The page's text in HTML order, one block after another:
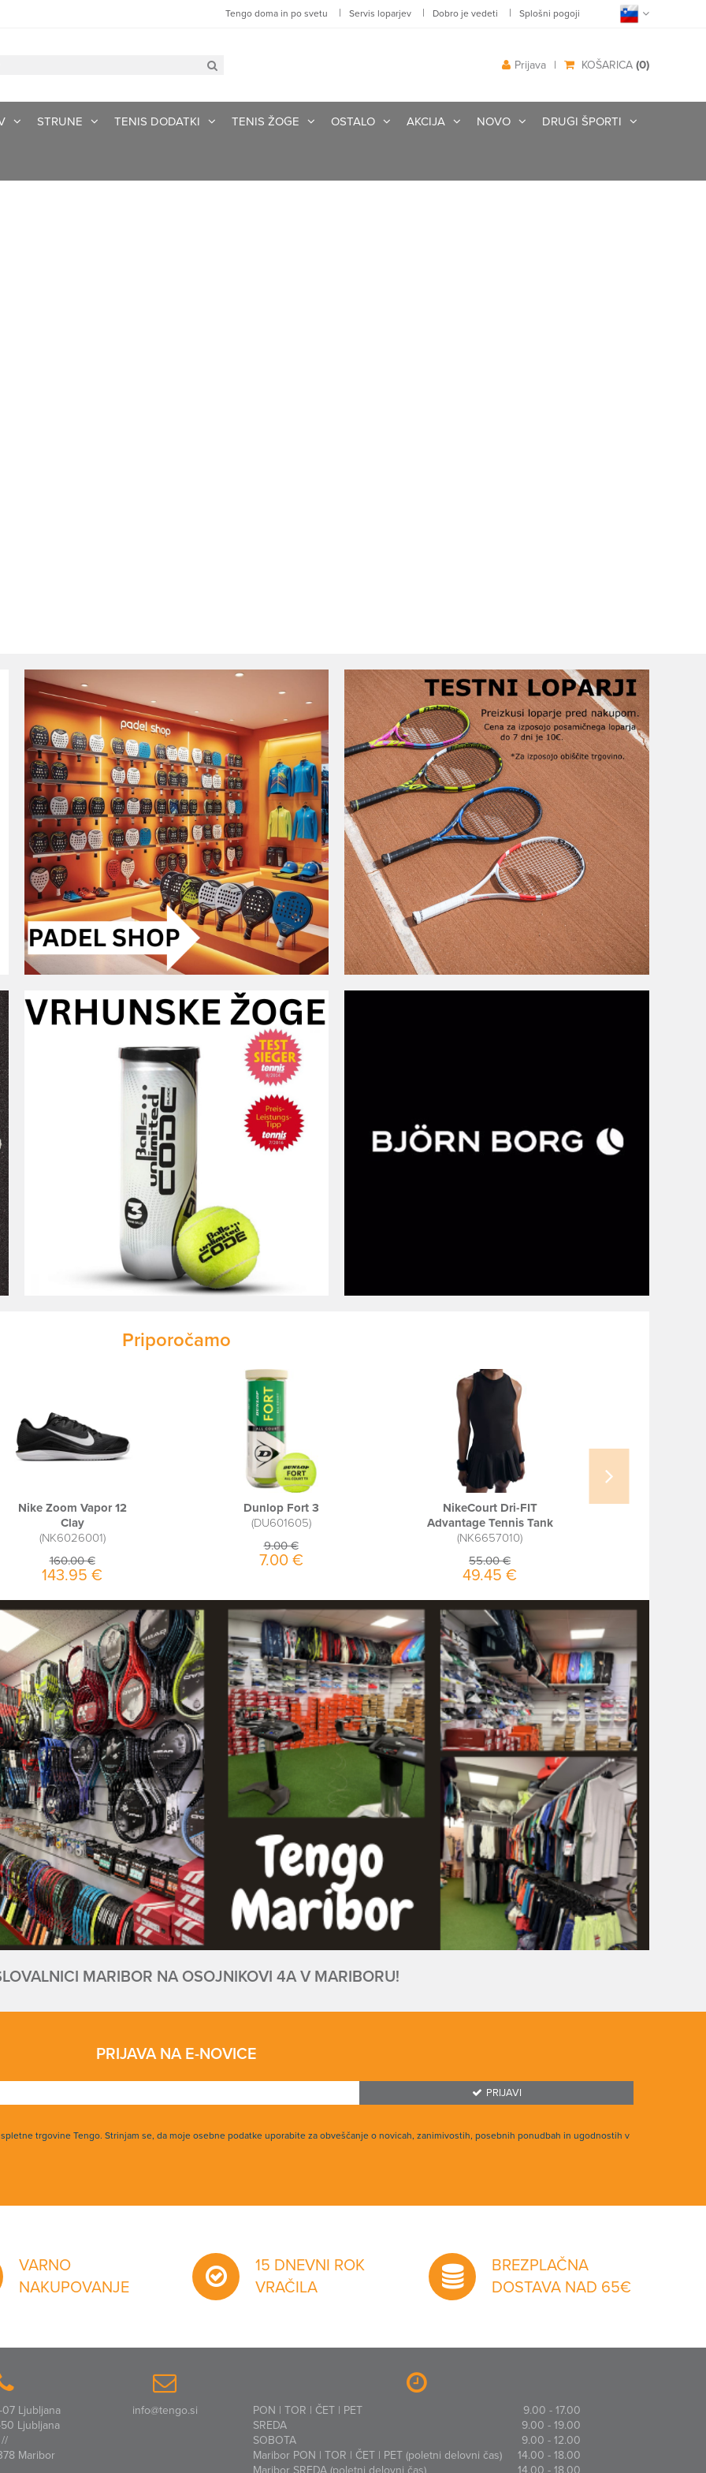
Tengo doma in po svetu | Servis loparjev | Dobro je vedeti | Splošni pogoji
KOŠARICA (0)
|
Prijava
STRUNE TENIS DODATKI TENIS ŽOGE OSTALO AKCIJA NOVO DRUGI ŠPORTI
Priporočamo
Nike Zoom Vapor 12
Clay
NK6026001
160.00 €
143.95 €
Dunlop Fort 3
DU601605
9.00 €
7.00 €
NikeCourt Dri-FIT
Advantage Tennis Tank
NK6657010
55.00 €
49.45 €
MARIBOR NA OSOJNIKOVI 4A V MARIBORU!
PRIJAVA NA E-NOVICE
PRIJAVI
trgovine Tengo. Strinjam se, da moje osebne podatke uporabite za obveščanje o novicah, zanimivostih, posebnih ponudbah in ugodnostih v
VARNO
NAKUPOVANJE
15 DNEVNI ROK
VRAČILA
BREZPLAČNA
DOSTAVA NAD 65€
Ljubljana
Ljubljana
//
Maribor
info@tengo.si PON | TOR | ČET | PET
9.00 - 17.00
SREDA
9.00 - 19.00
SOBOTA
9.00 - 12.00
Maribor PON | TOR | ČET | PET (poletni delovni čas)
14.00 - 18.00